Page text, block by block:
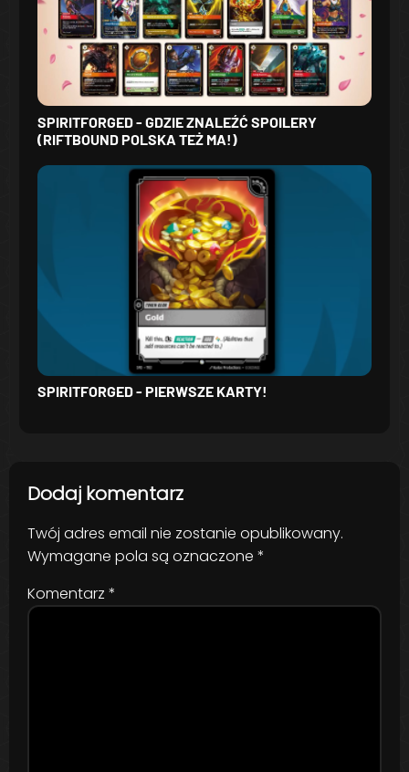
SPIRITFORGED - GDZIE ZNALEŹĆ SPOILERY
(RIFTBOUND POLSKA TEŻ MA!)
SPIRITFORGED - PIERWSZE KARTY!
Dodaj komentarz
Twój adres email nie zostanie opublikowany.
Wymagane pola są oznaczone *
Komentarz *